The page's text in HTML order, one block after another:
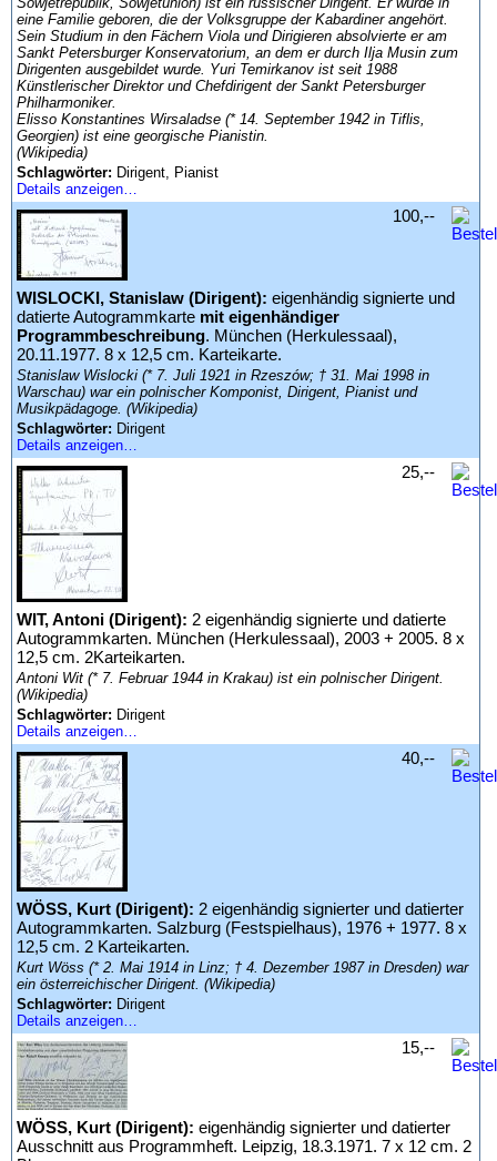
eine Familie geboren, die der Volksgruppe der Kabardiner angehört.
Sein Studium in den Fächern Viola und Dirigieren absolvierte er am
Sankt Petersburger Konservatorium, an dem er durch Ilja Musin zum
Dirigenten ausgebildet wurde. Yuri Temirkanov ist seit 1988
Künstlerischer Direktor und Chefdirigent der Sankt Petersburger
Philharmoniker.
Elisso Konstantines Wirsaladse (* 14. September 1942 in Tiflis,
Georgien) ist eine georgische Pianistin.
(Wikipedia)
Schlagwörter: Dirigent, Pianist
Details anzeigen…
WISLOCKI, Stanislaw (Dirigent): eigenhändig signierte und
datierte Autogrammkarte mit eigenhändiger
Programmbeschreibung. München (Herkulessaal),
20.11.1977. 8 x 12,5 cm. Karteikarte.
Stanislaw Wislocki (* 7. Juli 1921 in Rzeszów; † 31. Mai 1998 in
Warschau) war ein polnischer Komponist, Dirigent, Pianist und
Musikpädagoge. (Wikipedia)
Schlagwörter: Dirigent
Details anzeigen…
100,--
WIT, Antoni (Dirigent): 2 eigenhändig signierte und datierte
Autogrammkarten. München (Herkulessaal), 2003 + 2005. 8 x
12,5 cm. 2Karteikarten.
Antoni Wit (* 7. Februar 1944 in Krakau) ist ein polnischer Dirigent.
(Wikipedia)
Schlagwörter: Dirigent
Details anzeigen…
25,--
WÖSS, Kurt (Dirigent): 2 eigenhändig signierter und datierter
Autogrammkarten. Salzburg (Festspielhaus), 1976 + 1977. 8 x
12,5 cm. 2 Karteikarten.
Kurt Wöss (* 2. Mai 1914 in Linz; † 4. Dezember 1987 in Dresden) war
ein österreichischer Dirigent. (Wikipedia)
Schlagwörter: Dirigent
Details anzeigen…
40,--
WÖSS, Kurt (Dirigent): eigenhändig signierter und datierter
Ausschnitt aus Programmheft. Leipzig, 18.3.1971. 7 x 12 cm. 2
15,--